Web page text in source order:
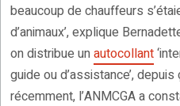
beaucoup de chauffeurs
d’animaux’, explique
on distribue unautocollant
guide ou d’assistance’,
récemment, l’ANMCGA a